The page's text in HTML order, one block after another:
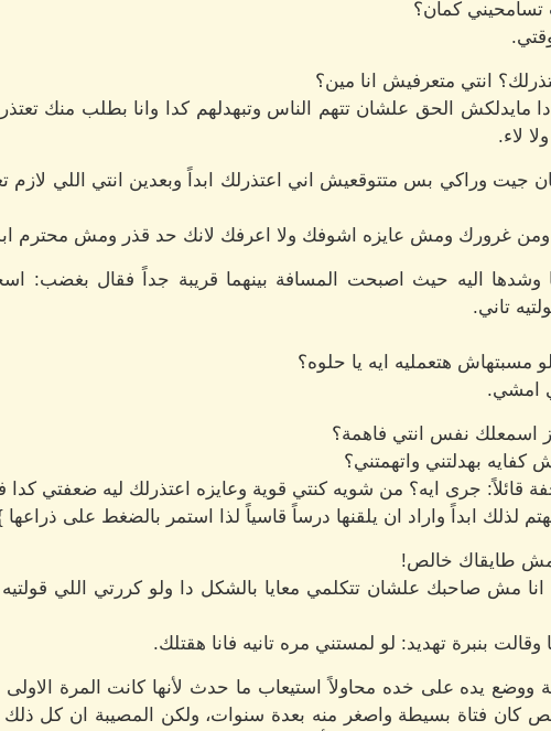
تسامحيني كمان؟
انتي متعرفيش انا مين؟
الحق علشان تتهم الناس وتبهدلهم كدا وانا بطلب منك
لاء.
وراكي بس متتوقعيش اني اعتذرلك ابداً وبعدين انتي اللي لازم
ومن غرورك ومش عايزه اشوفك ولا اعرفك لانك حد قذر ومش محترم
اليه حيث اصبحت المسافة بينهما قريبة جداً فقال بغضب:
تاني.
مسبتهاش هتعمليه ايه يا حلوه؟
امشي.
نفس انتي فاهمة؟
بهدلتني واتهمتني؟
جرى ايه؟ من شويه كنتي قوية وعايزه اعتذرلك ليه ضعفتي كدا
لذلك ابداً واراد ان يلقنها درساً قاسياً لذا استمر بالضغط على ذراعها
مش طايقاك خالص!
مش صاحبك علشان تتكلمي معايا بالشكل دا ولو كررتي اللي قولتيه
بنبرة تهديد: لو لمستني مره تانيه فانا هقتلك.
يده على خده محاولاً استيعاب ما حدث لأنها كانت المرة الاولى
كان فتاة بسيطة واصغر منه بعدة سنوات، ولكن المصيبة ان كل